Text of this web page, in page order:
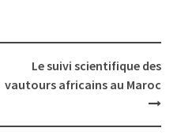
Le suivi scientifique des
vautours africains au Maroc